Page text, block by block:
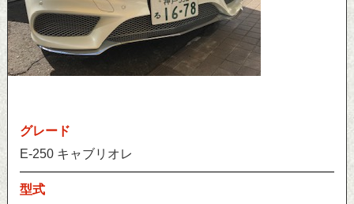
グレード
E-250 キャブリオレ
型式